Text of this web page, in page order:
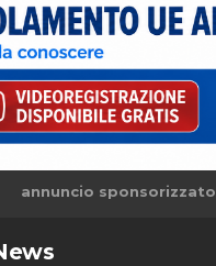
annuncio sponsorizzato